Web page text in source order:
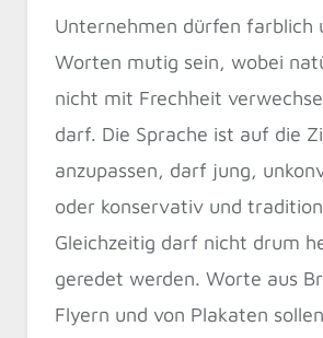
Unternehmen dürfen farblich
Worten mutig sein, wobei
nicht mit Frechheit
darf. Die Sprache ist auf die
anzupassen, darf jung,
oder konservativ und
Gleichzeitig darf nicht drum
geredet werden. Worte aus
Flyern und von Plakaten